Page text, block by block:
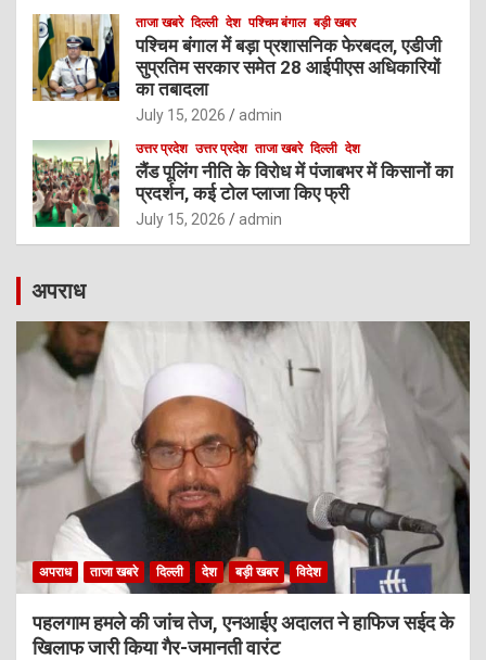
ताजा खबरे दिल्ली देश पश्चिम बंगाल बड़ी खबर
पश्चिम बंगाल में बड़ा प्रशासनिक फेरबदल, एडीजी
सुप्रतिम सरकार समेत 28 आईपीएस अधिकारियों
का तबादला
July 15, 2026 admin
उत्तर प्रदेश उत्तर प्रदेश ताजा खबरे दिल्ली देश
लैंड पूलिंग नीति के विरोध में पंजाबभर में किसानों का
प्रदर्शन, कई टोल प्लाजा किए फ्री
July 15, 2026 admin
अपराध
अपराध ताजा खबरे दिल्ली देश बड़ी खबर विदेश
पहलगाम हमले की जांच तेज, एनआईए अदालत ने हाफिज सईद के
खिलाफ जारी किया गैर-जमानती वारंट